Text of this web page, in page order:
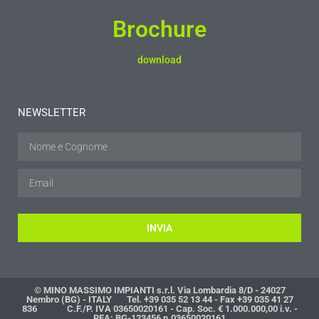
Brochure
download
NEWSLETTER
INVIA
© MINO MASSIMO IMPIANTI s.r.l. Via Lombardia 8/D - 24027
Nembro (BG) - ITALY Tel. +39 035 52 13 44 - Fax +39 035 41 27
836 C.F./P. IVA 03650020161 - Cap. Soc. € 1.000.000,00 i.v. -